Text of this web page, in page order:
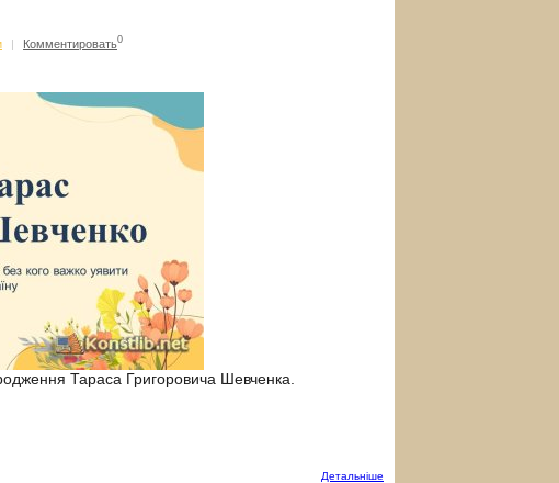
| Комментировать0
Тараса Григоровича Шевченка.
Детальнiше